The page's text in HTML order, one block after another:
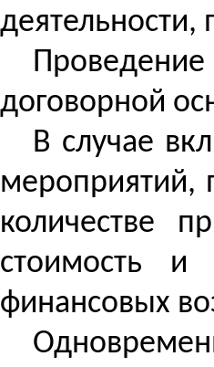
Проведение
договорной
В случае
мероприятий,
количестве
стоимость и
финансовых